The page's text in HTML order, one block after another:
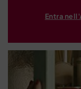
Entra